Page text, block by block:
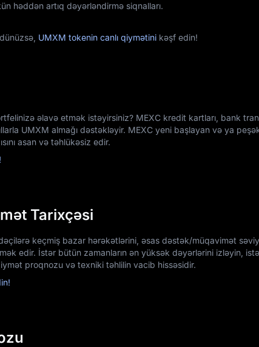
həddən artıq dəyərləndirmə siqnalları.
UMXM tokenin canlı qiymətini kəşf edin!
əlavə etmək istəyirsiniz? MEXC kredit kartları, bank
UMXM almağı dəstəkləyir. MEXC yeni başlayan və ya
asan və təhlükəsiz edir.
Tarixçəsi
keçmiş bazar hərəkətlərini, əsas dəstək/müqavimət
edir. İstər bütün zamanların ən yüksək dəyərlərini izləyin,
proqnozu və texniki təhlilin vacib hissəsidir.